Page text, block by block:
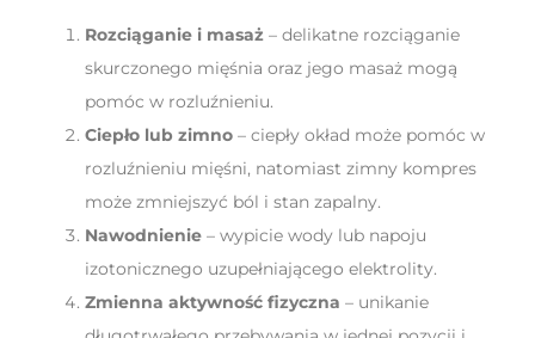
Rozciąganie i masaż – delikatne rozciąganie
skurczonego mięśnia oraz jego masaż mogą
pomóc w rozluźnieniu.
Ciepło lub zimno – ciepły okład może pomóc w
rozluźnieniu mięśni, natomiast zimny kompres
może zmniejszyć ból i stan zapalny.
Nawodnienie – wypicie wody lub napoju
izotonicznego uzupełniającego elektrolity.
Zmienna aktywność fizyczna – unikanie